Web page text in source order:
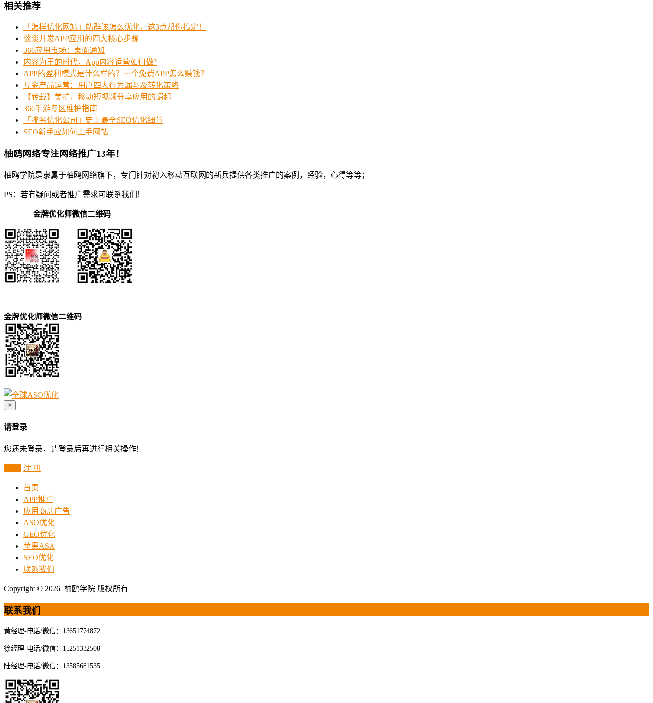
相关推荐
「怎样优化网站」站群该怎么优化，这3点帮你搞定！
谈谈开发APP应用的四大核心步骤
360应用市场：桌面通知
内容为王的时代，App内容运营如何做?
APP的盈利模式是什么样的？一个免费APP怎么赚钱？
互金产品运营：用户四大行为漏斗及转化策略
【转载】美拍，移动短视频分享应用的崛起
360手游专区维护指南
「排名优化公司」史上最全SEO优化细节
SEO新手应如何上手网站
柚鸥网络专注网络推广13年！
柚鸥学院是隶属于柚鸥网络旗下，专门针对初入移动互联网的新兵提供各类推广的案例，经验，心得等等；
PS：若有疑问或者推广需求可联系我们！
金牌优化师微信二维码
金牌优化师微信二维码
×
请登录
您还未登录，请登录后再进行相关操作！
注 册
首页
APP推广
应用商店广告
ASO优化
GEO优化
苹果ASA
SEO优化
联系我们
Copyright © 2026 柚鸥学院 版权所有
联系我们
黄经理-电话/微信：13651774872
徐经理-电话/微信：15251332508
陆经理-电话/微信：13585681535